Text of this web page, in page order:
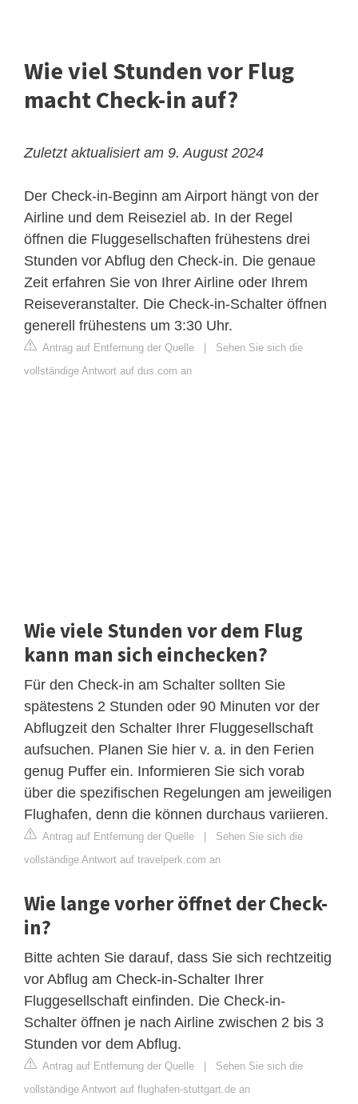
Wie viel Stunden vor Flug
macht Check-in auf?
Zuletzt aktualisiert am 9. August 2024
Der Check-in-Beginn am Airport hängt von der
Airline und dem Reiseziel ab. In der Regel
öffnen die Fluggesellschaften frühestens drei
Stunden vor Abflug den Check-in. Die genaue
Zeit erfahren Sie von Ihrer Airline oder Ihrem
Reiseveranstalter. Die Check-in-Schalter öffnen
generell frühestens um 3:30 Uhr.
Antrag auf Entfernung der Quelle
Sehen Sie sich die
vollständige Antwort auf dus.com an
Wie viele Stunden vor dem Flug
kann man sich einchecken?
Für den Check-in am Schalter sollten Sie
spätestens 2 Stunden oder 90 Minuten vor der
Abflugzeit den Schalter Ihrer Fluggesellschaft
aufsuchen. Planen Sie hier v. a. in den Ferien
genug Puffer ein. Informieren Sie sich vorab
über die spezifischen Regelungen am jeweiligen
Flughafen, denn die können durchaus variieren.
Antrag auf Entfernung der Quelle
Sehen Sie sich die
vollständige Antwort auf travelperk.com an
Wie lange vorher öffnet der Check-
in?
Bitte achten Sie darauf, dass Sie sich rechtzeitig
vor Abflug am Check-in-Schalter Ihrer
Fluggesellschaft einfinden. Die Check-in-
Schalter öffnen je nach Airline zwischen 2 bis 3
Stunden vor dem Abflug.
Antrag auf Entfernung der Quelle
Sehen Sie sich die
vollständige Antwort auf flughafen-stuttgart.de an